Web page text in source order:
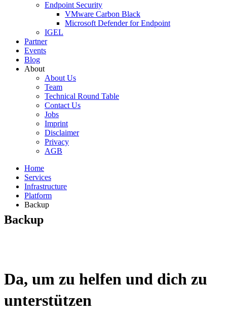
Endpoint Security
VMware Carbon Black
Microsoft Defender for Endpoint
IGEL
Partner
Events
Blog
About
About Us
Team
Technical Round Table
Contact Us
Jobs
Imprint
Disclaimer
Privacy
AGB
Home
Services
Infrastructure
Platform
Backup
Backup
Da, um zu helfen und dich zu
unterstützen